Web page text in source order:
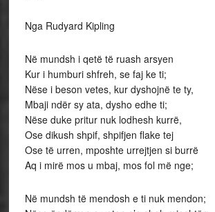
Nga Rudyard Kipling
Në mundsh i qetë të ruash arsyen
Kur i humburi shfreh, se faj ke ti;
Nëse i beson vetes, kur dyshojnë te ty,
Mbaji ndër sy ata, dysho edhe ti;
Nëse duke pritur nuk lodhesh kurrë,
Ose dikush shpif, shpifjen flake tej
Ose të urren, mposhte urrejtjen si burrë
Aq i mirë mos u mbaj, mos fol më nge;
Në mundsh të mendosh e ti nuk mendon;